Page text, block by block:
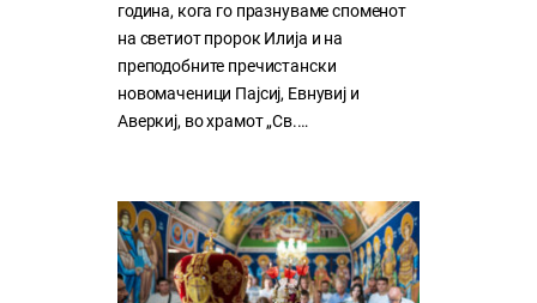
година, кога го празнуваме споменот
на светиот пророк Илија и на
преподобните пречистански
новомаченици Пајсиј, Евнувиј и
Аверкиј, во храмот „Св.…